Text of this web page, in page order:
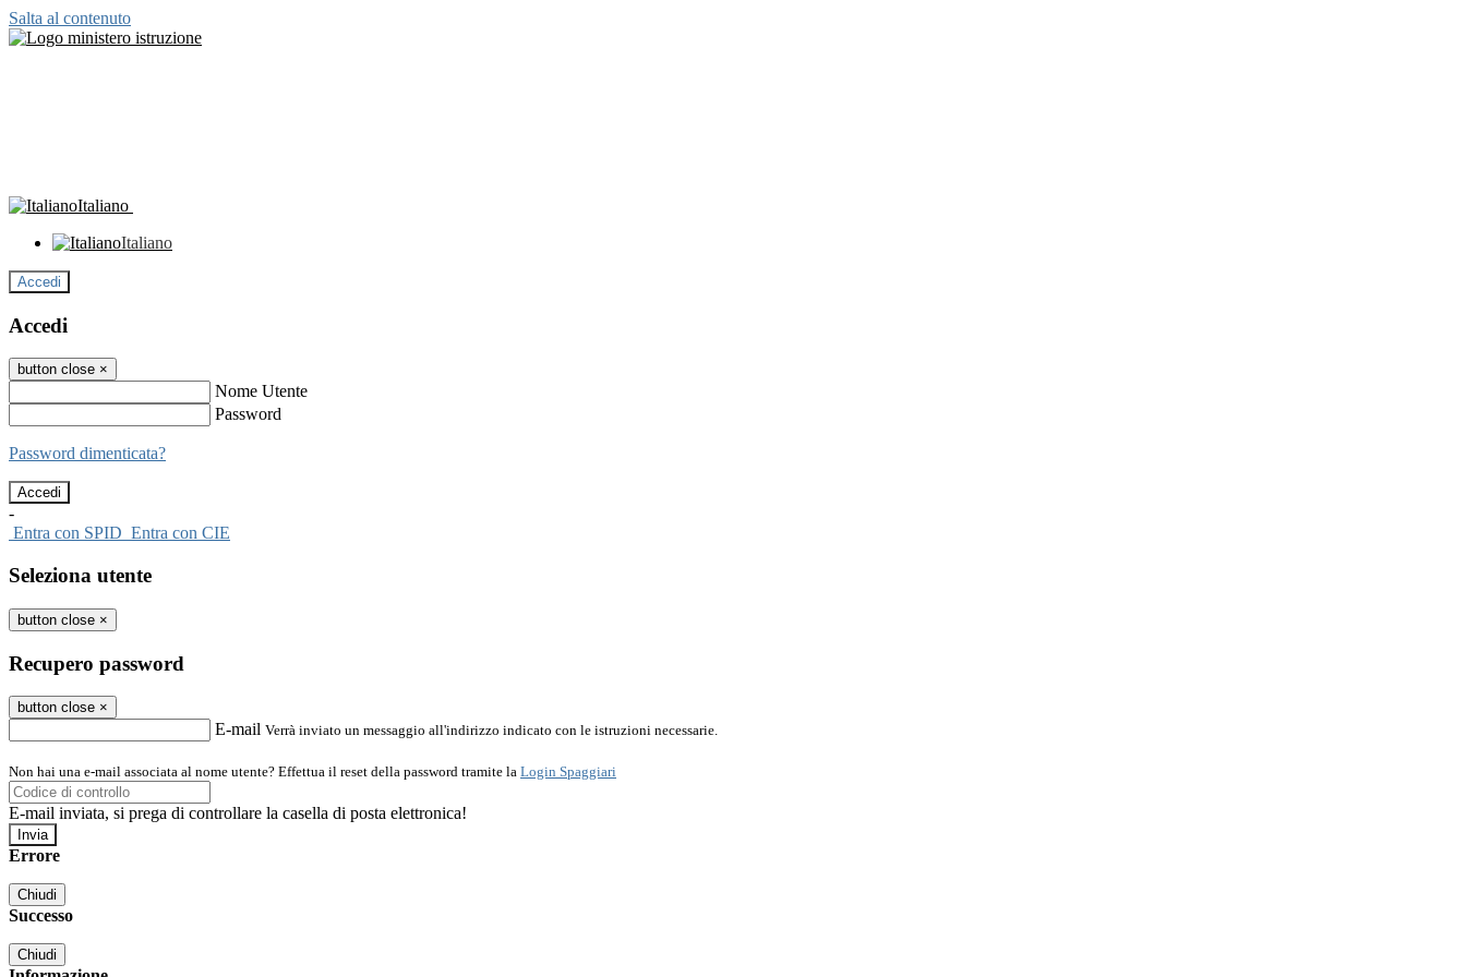
Salta al contenuto
Italiano
Italiano
Accedi
Accedi
button close ×
Nome Utente
Password
Password dimenticata?
-
Entra con SPID Entra con CIE
Seleziona utente
button close ×
Recupero password
button close ×
E-mail Verrà inviato un messaggio all'indirizzo indicato con le istruzioni necessarie.
Non hai una e-mail associata al nome utente? Effettua il reset della password tramite la Login Spaggiari
E-mail inviata, si prega di controllare la casella di posta elettronica!
Errore
Chiudi
Successo
Chiudi